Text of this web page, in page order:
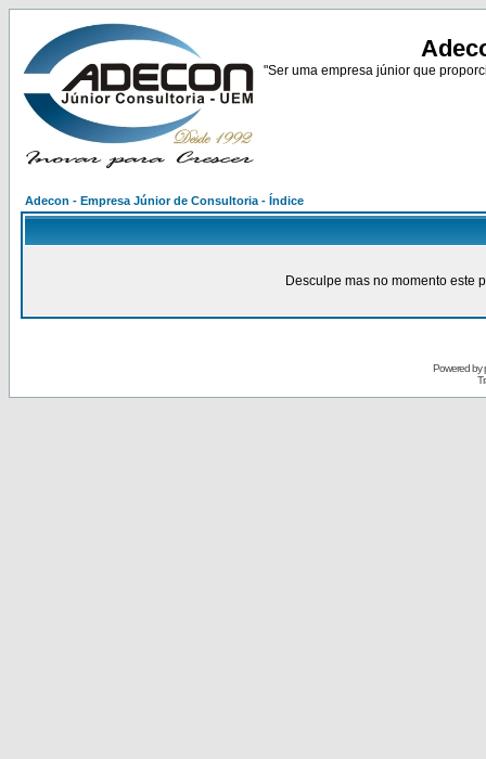
"Ser uma empresa júnior que
Adecon - Empresa Júnior de Consultoria - Índice
Desculpe mas no momento este
Powered by